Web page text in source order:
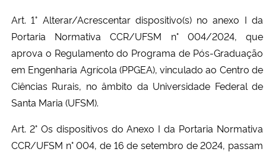
Art. 1° Alterar/Acrescentar dispositivo(s) no anexo I da
Portaria Normativa CCR/UFSM n° 004/2024, que
aprova o Regulamento do Programa de Pós-Graduação
em Engenharia Agrícola (PPGEA), vinculado ao Centro de
Ciências Rurais, no âmbito da Universidade Federal de
Santa Maria (UFSM).
Art. 2° Os dispositivos do Anexo I da Portaria Normativa
CCR/UFSM n° 004, de 16 de setembro de 2024, passam